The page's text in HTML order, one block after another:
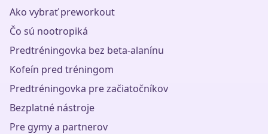
Ako vybrať preworkout
Čo sú nootropiká
Predtréningovka bez beta-alanínu
Kofeín pred tréningom
Predtréningovka pre začiatočníkov
Bezplatné nástroje
Pre gymy a partnerov